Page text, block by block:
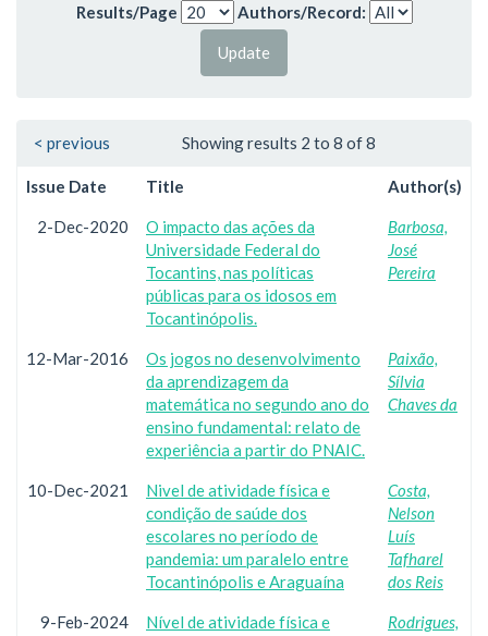
Results/Page
Authors/Record:
Showing results 2 to 8 of 8
< previous
Issue Date Title Author(s)
2-Dec-2020
O impacto das ações da
Universidade Federal do
Tocantins, nas políticas
públicas para os idosos em
Tocantinópolis.
Barbosa,
José
Pereira
12-Mar-2016
Os jogos no desenvolvimento
da aprendizagem da
matemática no segundo ano do
ensino fundamental: relato de
experiência a partir do PNAIC.
Paixão,
Sílvia
Chaves da
10-Dec-2021
Nivel de atividade física e
condição de saúde dos
escolares no período de
pandemia: um paralelo entre
Tocantinópolis e Araguaína
Costa,
Nelson
Luís
Tafharel
dos Reis
9-Feb-2024
Nível de atividade física e
Rodrigues,